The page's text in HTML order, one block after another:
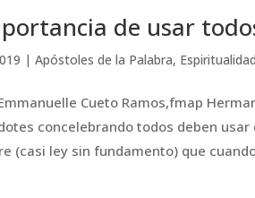
de usar
| Apóstoles de la Palabra,
Cueto Ramos,fmap
concelebrando todos deben
(casi ley sin fundamento) que